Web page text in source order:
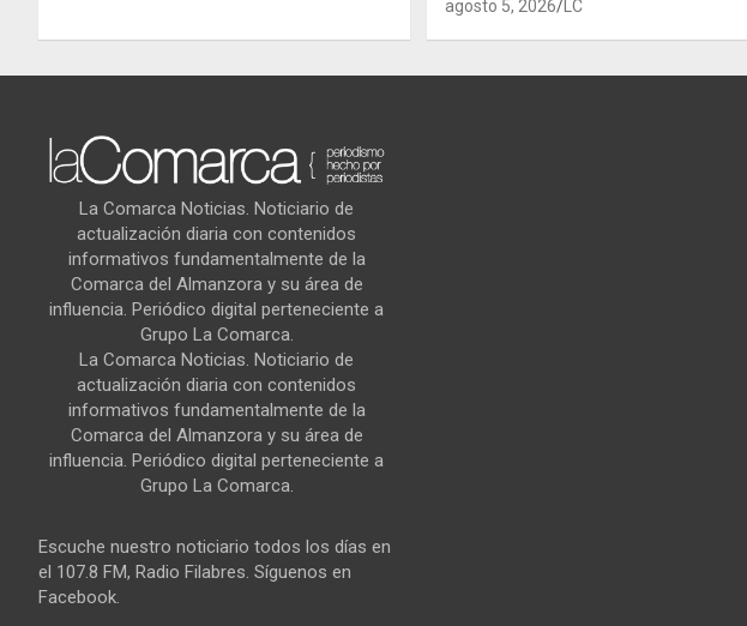
agosto 5, 2026 LC
La Comarca Noticias. Noticiario de
actualización diaria con contenidos
informativos fundamentalmente de la
Comarca del Almanzora y su área de
influencia. Periódico digital perteneciente a
Grupo La Comarca.
La Comarca Noticias. Noticiario de
actualización diaria con contenidos
informativos fundamentalmente de la
Comarca del Almanzora y su área de
influencia. Periódico digital perteneciente a
Grupo La Comarca.
Escuche nuestro noticiario todos los días en
el 107.8 FM, Radio Filabres. Síguenos en
Facebook.